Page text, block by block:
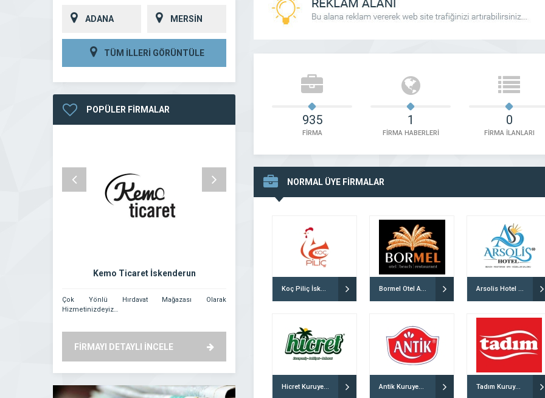
ADANA MERSİN
TÜM İLLERİ GÖRÜNTÜLE
POPÜLER FİRMALAR
Kemo Ticaret İskenderun
Çok Yönlü Hırdavat Mağazası Olarak
Hizmetinizdeyiz…
FİRMAYI DETAYLI İNCELE
Aydın Kuyumculuk sektörde perakende satış
müşteri memnuniyeti güvenirliği ve saygınlığı ile
bilinen firma “mükemmel bir hizmet şirketi” olma
prensibiyle yola çıkıp bu alanda kendisini sürekli
FİRMAYI DETAYLI İNCELE
Eser Kuyumculuk Osmaniye
En yeni en trend ve en iyi fiyat garantili
FİRMAYI DETAYLI İNCELE
935
FİRMA
1
FİRMA HABERLERİ
0
FİRMA İLANLARI
NORMAL ÜYE FİRMALAR
Koç Piliç İskenderun Bormel Otel Arsuz Arsolis Hotel Arsuz
Hicret Kuruyemiş Kayseri Antik Kuruyemiş İstanbul Tadım Kuruyemiş Kocaeli